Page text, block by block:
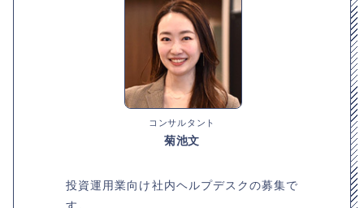
コンサルタント
菊池文
投資運用業向け社内ヘルプデスクの募集で
す。